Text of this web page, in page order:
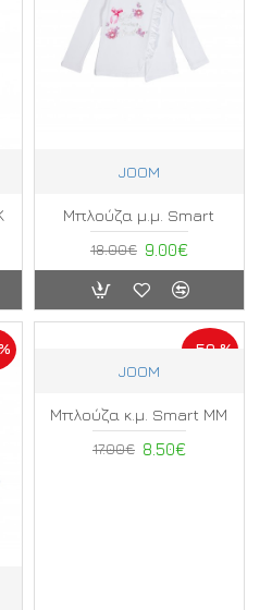
JOOM
Μπλούζα μ.μ. Smart
9.00€
18.00€
-50 %
JOOM
Μπλούζα κ.μ. Smart ΜΜ
8.50€
17.00€